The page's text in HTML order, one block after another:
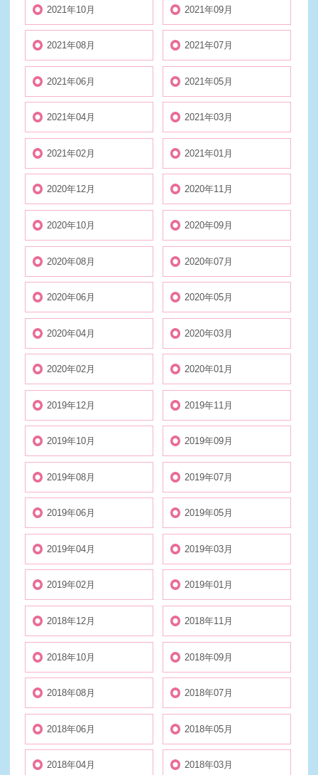
2021年10月 2021年09月
2021年08月 2021年07月
2021年06月 2021年05月
2021年04月 2021年03月
2021年02月 2021年01月
2020年12月 2020年11月
2020年10月 2020年09月
2020年08月 2020年07月
2020年06月 2020年05月
2020年04月 2020年03月
2020年02月 2020年01月
2019年12月 2019年11月
2019年10月 2019年09月
2019年08月 2019年07月
2019年06月 2019年05月
2019年04月 2019年03月
2019年02月 2019年01月
2018年12月 2018年11月
2018年10月 2018年09月
2018年08月 2018年07月
2018年06月 2018年05月
2018年04月 2018年03月